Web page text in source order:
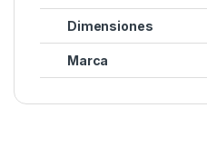
Dimensiones
Marca